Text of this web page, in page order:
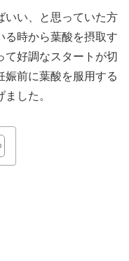
いい、と思っていた方
る時から葉酸を摂取す
て好調なスタートが切
娠前に葉酸を服用する
した。